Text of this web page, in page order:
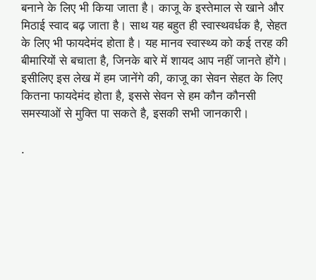
बनाने के लिए भी किया जाता है। काजू के इस्तेमाल से खाने और
मिठाई स्वाद बढ़ जाता है। साथ यह बहुत ही स्वास्थवर्धक है, सेहत
के लिए भी फायदेमंद होता है। यह मानव स्वास्थ्य को कई तरह की
बीमारियों से बचाता है, जिनके बारे में शायद आप नहीं जानते होंगे।
इसीलिए इस लेख में हम जानेंगे की, काजू का सेवन सेहत के लिए
कितना फायदेमंद होता है, इससे सेवन से हम कौन कौनसी
समस्याओं से मुक्ति पा सकते है, इसकी सभी जानकारी।
.